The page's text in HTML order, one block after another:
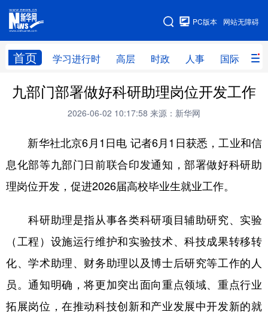
网站无障碍
PC版本
首页 学习进行时 高层 时政 人事 国际 财
网站地图
学习进行时 高层 时政 人事
财经 网评
台湾 思客智库 全球连线 教育
科技 科创 量子 体育
文化 书画 健康 军事
访谈 视频 图片 政务
法律 中央文件 金融 汽车
食品 人居 信息化 数字经济
学术中国 乡村振兴 银龄 溯源中国
九部门部署做好科研助理岗位开发工作
2026-06-02 10:17:58 来源：新华网
新华社北京6月1日电 记者6月1日获悉，工业和信
息化部等九部门日前联合印发通知，部署做好科研助
理岗位开发，促进2026届高校毕业生就业工作。
科研助理是指从事各类科研项目辅助研究、实验
（工程）设施运行维护和实验技术、科技成果转移转
化、学术助理、财务助理以及博士后研究等工作的人
员。通知明确，将更加突出面向重点领域、重点行业
拓展岗位，在推动科技创新和产业发展中开发新的就